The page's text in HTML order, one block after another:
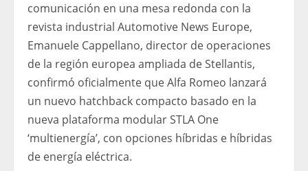
comunicación en una mesa redonda con la
revista industrial Automotive News Europe,
Emanuele Cappellano, director de operaciones
de la región europea ampliada de Stellantis,
confirmó oficialmente que Alfa Romeo lanzará
un nuevo hatchback compacto basado en la
nueva plataforma modular STLA One
‘multienergía’, con opciones híbridas e híbridas
de energía eléctrica.